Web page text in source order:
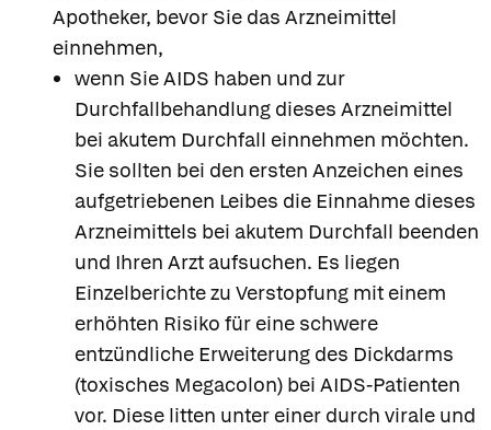
Apotheker, bevor Sie das Arzneimittel
einnehmen,
wenn Sie AIDS haben und zur
Durchfallbehandlung dieses Arzneimittel
bei akutem Durchfall einnehmen möchten.
Sie sollten bei den ersten Anzeichen eines
aufgetriebenen Leibes die Einnahme dieses
Arzneimittels bei akutem Durchfall beenden
und Ihren Arzt aufsuchen. Es liegen
Einzelberichte zu Verstopfung mit einem
erhöhten Risiko für eine schwere
entzündliche Erweiterung des Dickdarms
(toxisches Megacolon) bei AIDS-Patienten
vor. Diese litten unter einer durch virale und